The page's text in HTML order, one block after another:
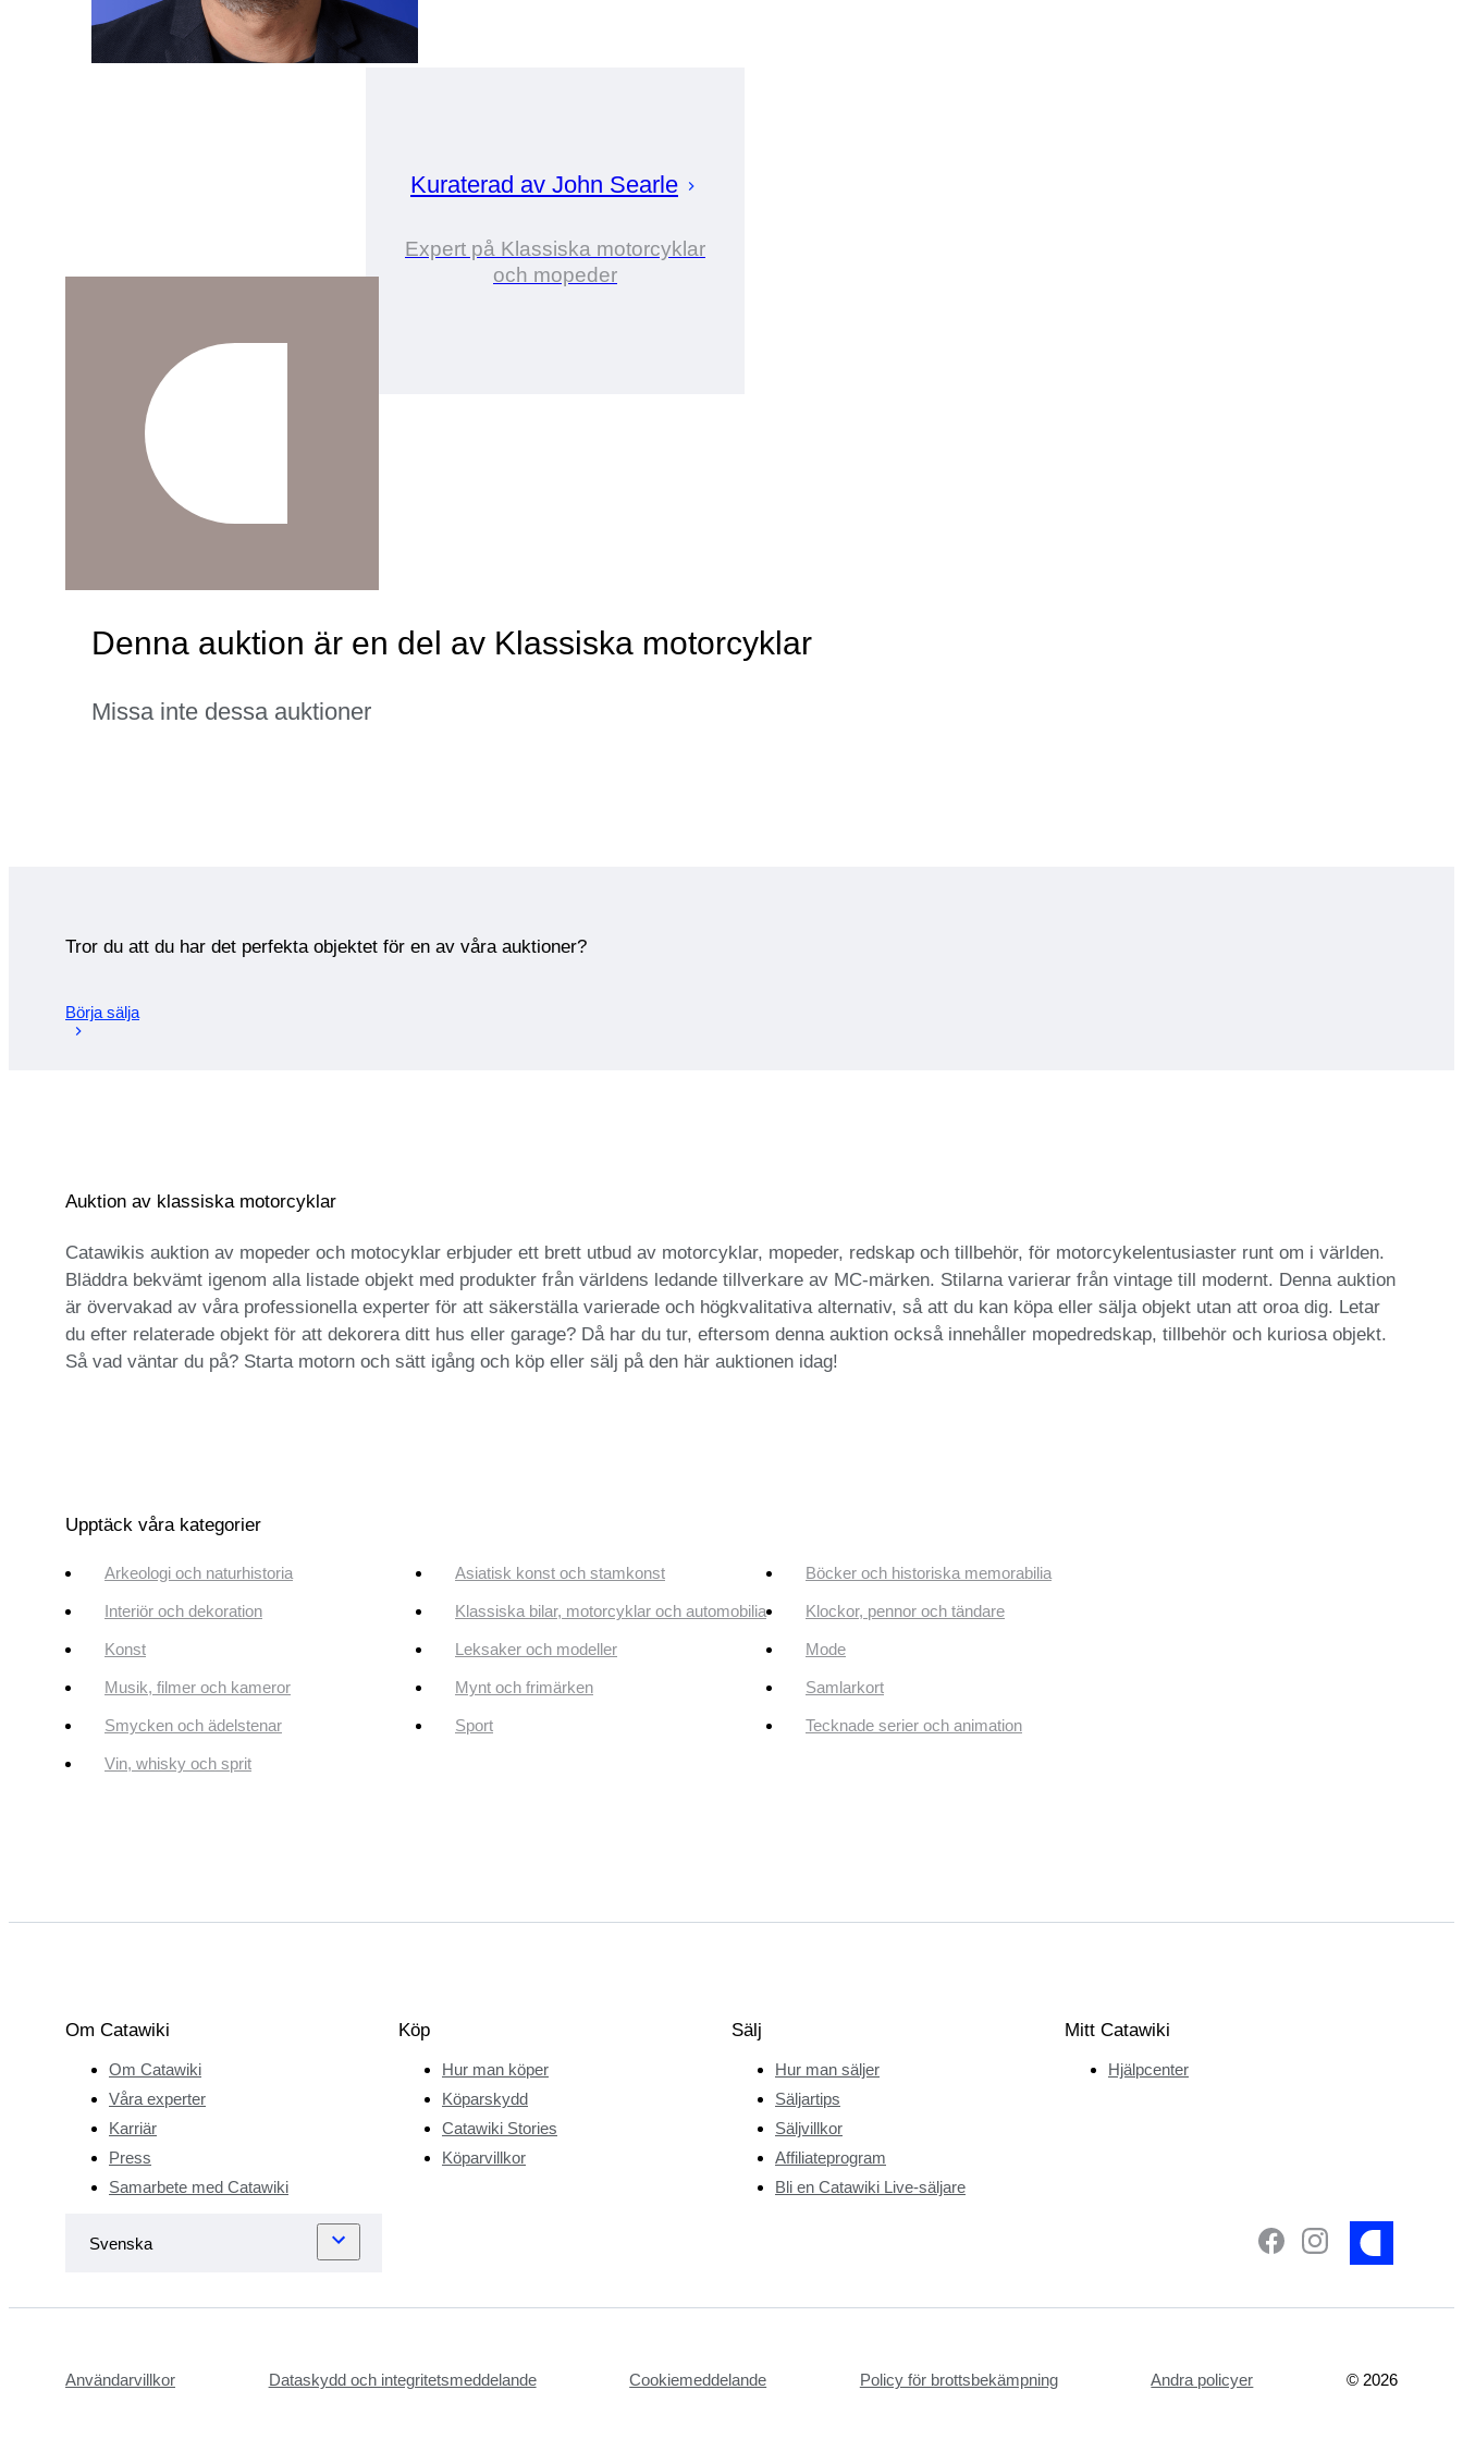
Kuraterad av John Searle
Expert på Klassiska motorcyklar
och mopeder
Denna auktion är en del av Klassiska motorcyklar
Missa inte dessa auktioner
Tror du att du har det perfekta objektet för en av våra auktioner?
Börja sälja
Auktion av klassiska motorcyklar
Catawikis auktion av mopeder och motocyklar erbjuder ett brett utbud av motorcyklar, mopeder, redskap och tillbehör, för motorcykelentusiaster runt om i världen.
Bläddra bekvämt igenom alla listade objekt med produkter från världens ledande tillverkare av MC-märken. Stilarna varierar från vintage till modernt. Denna auktion
är övervakad av våra professionella experter för att säkerställa varierade och högkvalitativa alternativ, så att du kan köpa eller sälja objekt utan att oroa dig. Letar
du efter relaterade objekt för att dekorera ditt hus eller garage? Då har du tur, eftersom denna auktion också innehåller mopedredskap, tillbehör och kuriosa objekt.
Så vad väntar du på? Starta motorn och sätt igång och köp eller sälj på den här auktionen idag!
Upptäck våra kategorier
Arkeologi och naturhistoria Asiatisk konst och stamkonst Böcker och historiska memorabilia
Interiör och dekoration Klassiska bilar, motorcyklar och automobilia Klockor, pennor och tändare
Konst Leksaker och modeller Mode
Musik, filmer och kameror Mynt och frimärken Samlarkort
Smycken och ädelstenar Sport Tecknade serier och animation
Vin, whisky och sprit
Om Catawiki
Om Catawiki
Våra experter
Karriär
Press
Samarbete med Catawiki
Köp
Hur man köper
Köparskydd
Catawiki Stories
Köparvillkor
Sälj
Hur man säljer
Säljartips
Säljvillkor
Affiliateprogram
Bli en Catawiki Live-säljare
Mitt Catawiki
Hjälpcenter
Användarvillkor Dataskydd och integritetsmeddelande Cookiemeddelande Policy för brottsbekämpning Andra policyer © 2026